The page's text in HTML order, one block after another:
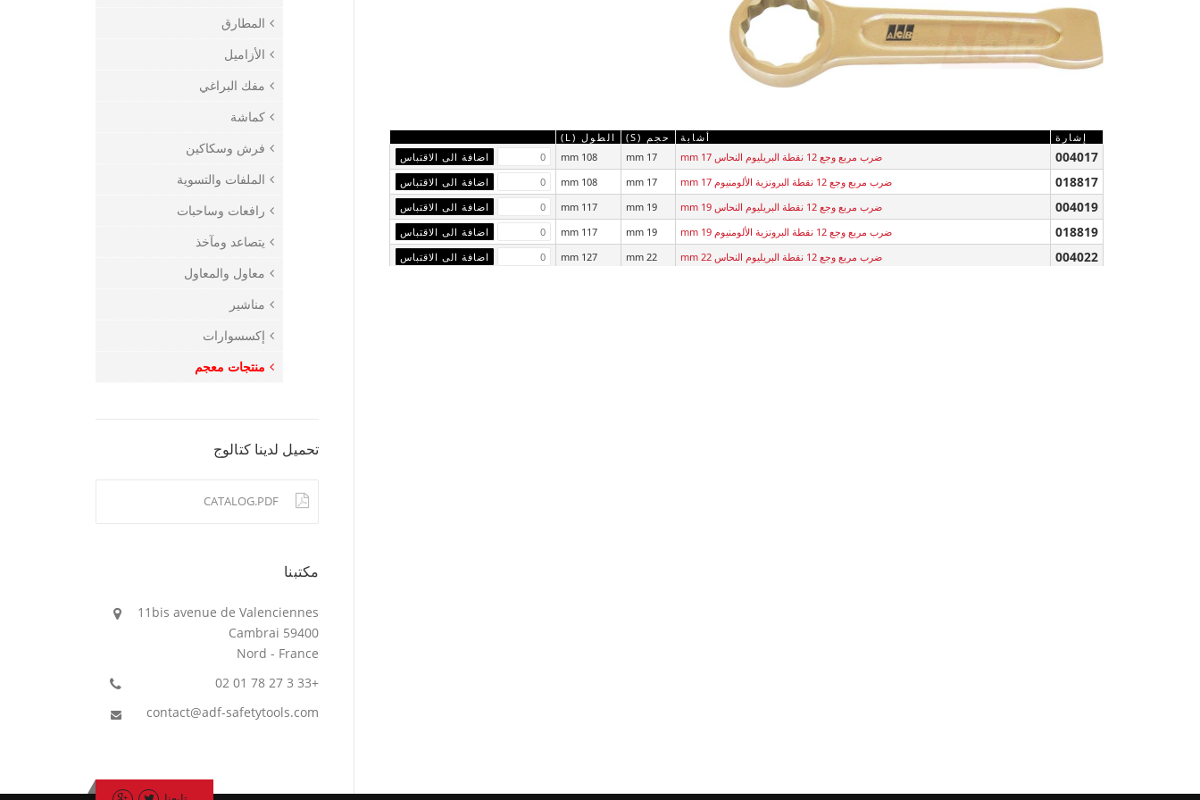
إشارة أشابة حجم (S) الطول (L)
004017 ضرب مربع وجع 12 نقطة البريليوم النحاس 17 mm 17 mm
108 mm
018817 ضرب مربع وجع 12 نقطة البرونزية الألومنيوم 17 mm 17 mm
108 mm
004019 ضرب مربع وجع 12 نقطة البريليوم النحاس 19 mm 19 mm
117 mm
018819 ضرب مربع وجع 12 نقطة البرونزية الألومنيوم 19 mm 19 mm
117 mm
004022 ضرب مربع وجع 12 نقطة البريليوم النحاس 22 mm 22 mm
127 mm
المطارق
الأزاميل
مفك البراغي
كماشة
فرش وسكاكين
الملفات والتسوية
رافعات وساحبات
يتصاعد ومآخذ
معاول والمعاول
مناشير
إكسسوارات
منتجات معجم
تحميل لدينا كتالوج
CATALOG.PDF
مكتبنا
11bis avenue de Valenciennes
59400 Cambrai
Nord - France
+33 3 27 78 01 02
contact@adf-safetytools.com